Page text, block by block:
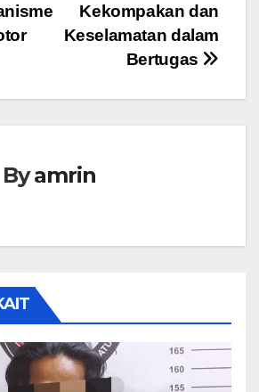
Kekompakan dan
Keselamatan dalam
Bertugas
Byamrin